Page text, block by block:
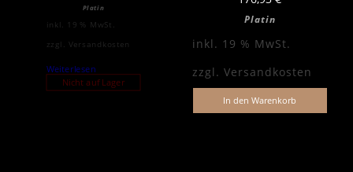
Platin
inkl. 19 % MwSt.
zzgl. Versandkosten
Weiterlesen
Nicht auf Lager
Platin
inkl. 19 % MwSt.
zzgl. Versandkosten
In den Warenkorb